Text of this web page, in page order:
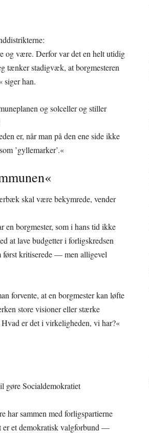
og være. Derfor var det en helt utidig
tænker stadigvæk, at borgmesteren
siger han.
og solceller og stiller
er, når man på den ene side ikke
’gyllemarker’.«
skal være bekymrede, vender
en borgmester, som i hans tid ikke
at lave budgetter i forligskredsen
først kritiserede — men alligevel
forvente, at en borgmester kan løfte
store visioner eller stærke
er det i virkeligheden, vi har?«
gøre Socialdemokratiet
har sammen med forligspartierne
er et demokratisk valgforbund —